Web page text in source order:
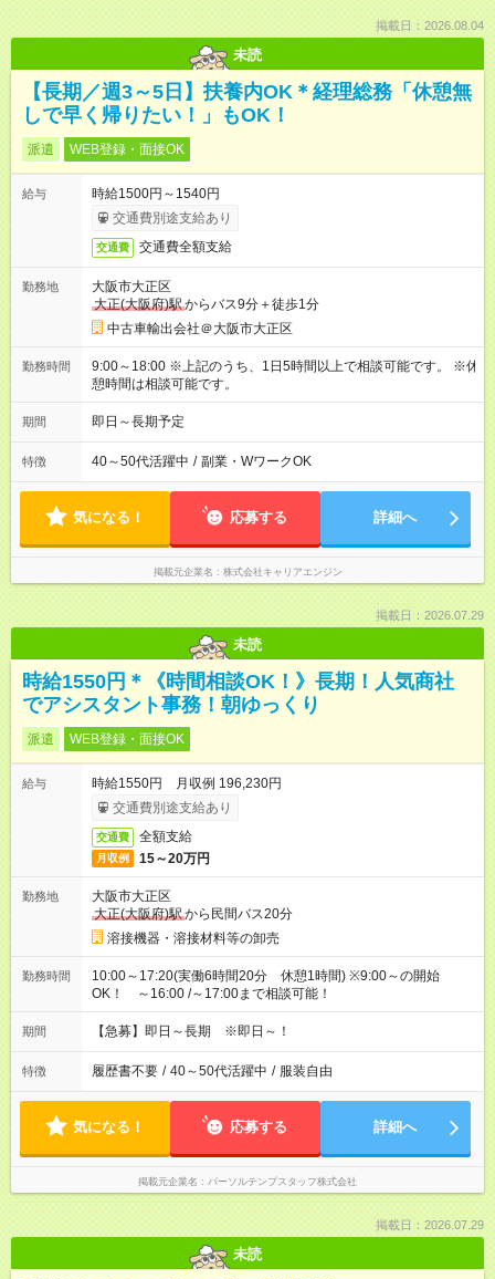
掲載日：2026.08.04
未読
【長期／週3～5日】扶養内OK＊経理総務「休憩無
しで早く帰りたい！」もOK！
派遣 WEB登録・面接OK
給与
時給1500円～1540円
交通費別途支給あり
交通費 交通費全額支給
勤務地
大阪市大正区
大正(大阪府)駅からバス9分＋徒歩1分
中古車輸出会社＠大阪市大正区
勤務時間
9:00～18:00 ※上記のうち、1日5時間以上で相談可能です。 ※休
憩時間は相談可能です。
期間 即日～長期予定
特徴 40～50代活躍中 / 副業・WワークOK
気になる！ 応募する 詳細へ
掲載元企業名 株式会社キャリアエンジン
掲載日：2026.07.29
未読
時給1550円＊《時間相談OK！》長期！人気商社
でアシスタント事務！朝ゆっくり
派遣 WEB登録・面接OK
給与
時給1550円 月収例 196,230円
交通費別途支給あり
交通費 全額支給
月収例 15～20万円
勤務地
大阪市大正区
大正(大阪府)駅から民間バス20分
溶接機器・溶接材料等の卸売
勤務時間
10:00～17:20(実働6時間20分 休憩1時間) ※9:00～の開始
OK！ ～16:00 /～17:00まで相談可能！
期間 【急募】即日～長期 ※即日～！
特徴 履歴書不要 / 40～50代活躍中 / 服装自由
気になる！ 応募する 詳細へ
掲載元企業名 パーソルテンプスタッフ株式会社
掲載日：2026.07.29
未読